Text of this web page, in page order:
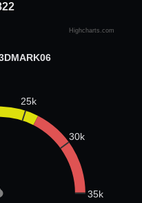
Highcharts.com
25k
30k
35k